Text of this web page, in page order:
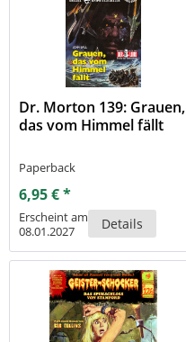
Dr. Morton 139: Grauen,
das vom Himmel fällt
Paperback
6,95 € *
Erscheint am
08.01.2027
Details